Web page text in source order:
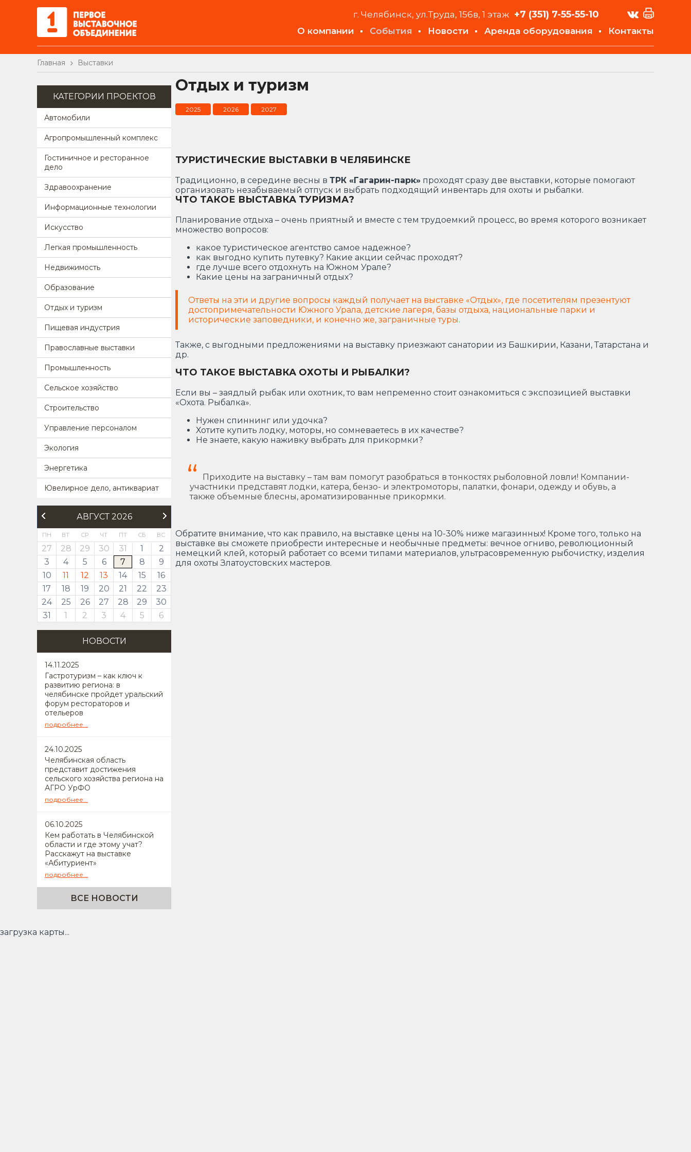
г. Челябинск, ул.Труда, 156в, 1 этаж +7 (351) 7-55-55-10
О компании События Новости Аренда оборудования Контакты
Главная Выставки
КАТЕГОРИИ ПРОЕКТОВ
Автомобили
Агропромышленный комплекс
Гостиничное и ресторанное
дело
Здравоохранение
Информационные технологии
Искусство
Легкая промышленность
Недвижимость
Образование
Отдых и туризм
Пищевая индустрия
Православные выставки
Промышленность
Сельское хозяйство
Строительство
Управление персоналом
Экология
Энергетика
Ювелирное дело, антиквариат
АВГУСТ 2026
ПН ВТ СР ЧТ ПТ СБ ВС
27 28 29 30 31 1
2
3
4 5 6 7 8
9
10
11 12 13 14 15
16
17
18 19 20 21 22
23
24
25 26 27 28 29
30
31
1 2 3 4 5 6
НОВОСТИ
14.11.2025
Гастротуризм – как ключ к
развитию региона: в
челябинске пройдет уральский
форум рестораторов и
отельеров
подробнее...
24.10.2025
Челябинская область
представит достижения
сельского хозяйства региона на
АГРО УрФО
подробнее...
06.10.2025
Кем работать в Челябинской
области и где этому учат?
Расскажут на выставке
«Абитуриент»
подробнее...
ВСЕ НОВОСТИ
Отдых и туризм
2025 2026 2027
ТУРИСТИЧЕСКИЕ ВЫСТАВКИ В ЧЕЛЯБИНСКЕ
Традиционно, в середине весны в ТРК «Гагарин-парк» проходят сразу две выставки, которые помогают
организовать незабываемый отпуск и выбрать подходящий инвентарь для охоты и рыбалки.
ЧТО ТАКОЕ ВЫСТАВКА ТУРИЗМА?
Планирование отдыха – очень приятный и вместе с тем трудоемкий процесс, во время которого возникает
множество вопросов:
какое туристическое агентство самое надежное?
как выгодно купить путевку? Какие акции сейчас проходят?
где лучше всего отдохнуть на Южном Урале?
Какие цены на заграничный отдых?
Ответы на эти и другие вопросы каждый получает на выставке «Отдых», где посетителям презентуют
достопримечательности Южного Урала, детские лагеря, базы отдыха, национальные парки и
исторические заповедники, и конечно же, заграничные туры.
Также, с выгодными предложениями на выставку приезжают санатории из Башкирии, Казани, Татарстана и
др.
ЧТО ТАКОЕ ВЫСТАВКА ОХОТЫ И РЫБАЛКИ?
Если вы – заядлый рыбак или охотник, то вам непременно стоит ознакомиться с экспозицией выставки
«Охота. Рыбалка».
Нужен спиннинг или удочка?
Хотите купить лодку, моторы, но сомневаетесь в их качестве?
Не знаете, какую наживку выбрать для прикормки?
Приходите на выставку – там вам помогут разобраться в тонкостях рыболовной ловли! Компании-
участники представят лодки, катера, бензо- и электромоторы, палатки, фонари, одежду и обувь, а
также объемные блесны, ароматизированные прикормки.
Обратите внимание, что как правило, на выставке цены на 10-30% ниже магазинных! Кроме того, только на
выставке вы сможете приобрести интересные и необычные предметы: вечное огниво, революционный
немецкий клей, который работает со всеми типами материалов, ультрасовременную рыбочистку, изделия
для охоты Златоустовских мастеров.
загрузка карты...